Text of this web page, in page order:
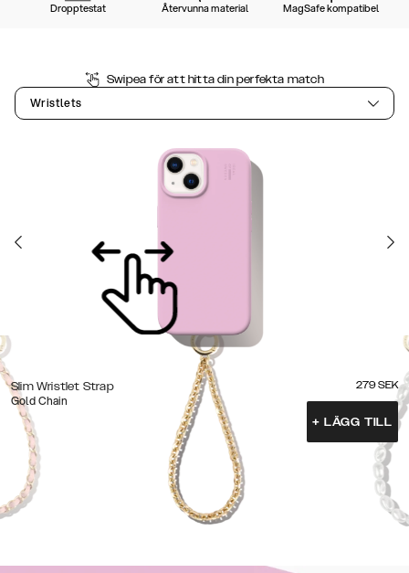
Dropptestat Återvunna material MagSafe kompatibel
Swipea för att hitta din perfekta match
Wristlets
Slim Wristlet Strap
Gold Chain
279 SEK
+ LÄGG TILL